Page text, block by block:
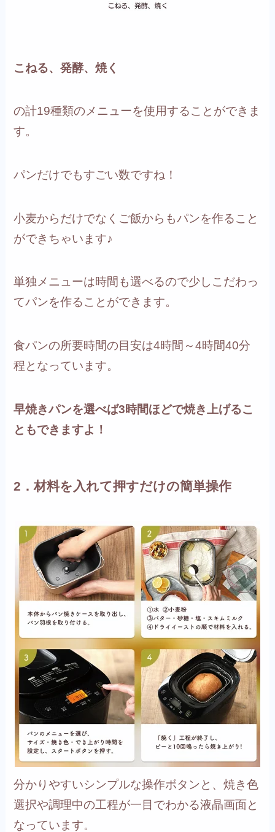
こねる、発酵、焼く
の計19種類のメニューを使用することができま
す。
パンだけでもすごい数ですね！
小麦からだけでなくご飯からもパンを作ること
ができちゃいます♪
単独メニューは時間も選べるので少しこだわっ
てパンを作ることができます。
食パンの所要時間の目安は4時間～4時間40分
程となっています。
早焼きパンを選べば3時間ほどで焼き上げるこ
ともできますよ！
2．材料を入れて押すだけの簡単操作
分かりやすいシンプルな操作ボタンと、焼き色
選択や調理中の工程が一目でわかる液晶画面と
なっています。